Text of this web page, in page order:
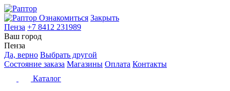
Ознакомиться Закрыть
Пенза +7 8412 231989
Ваш город
Пенза
Да, верно Выбрать другой
Состояние заказа Магазины Оплата Контакты
Каталог